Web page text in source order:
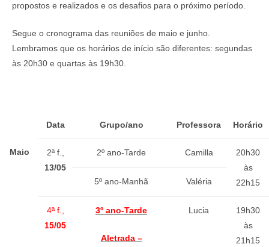
propostos e realizados e os desafios para o próximo período.
Segue o cronograma das reuniões de maio e junho.
Lembramos que os horários de início são diferentes: segundas
às 20h30 e quartas às 19h30.
Data Grupo/ano Professora Horário
Maio
2ª f.,
13/05
2º ano-Tarde Camilla
20h30
às
22h15
5º ano-Manhã Valéria
4ª f.,
15/05
3º ano-Tarde
Aletrada –
Lucia
19h30
às
21h15